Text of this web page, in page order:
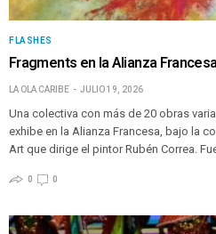
FLASHES
Fragments en la Alianza
LA OLA CARIBE JULIO 19, 2026
Una colectiva con más de 20 obras
exhibe en la Alianza Francesa, bajo la
Art que dirige el pintor Rubén Correa.
0 0